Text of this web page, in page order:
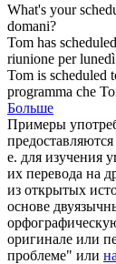
What's your
domani?
Tom has scheduled
riunione per
Tom is scheduled
programma che
Больше
Примеры
е. для изучения
их перевода на
из открытых
основе
оригинале или
проблеме" или